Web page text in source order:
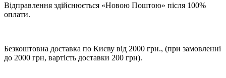
Відправлення здійснюється «Новою Поштою» після 100%
оплати.
Безкоштовна доставка по Києву від 2000 грн., (при замовленні
до 2000 грн, вартість доставки 200 грн).